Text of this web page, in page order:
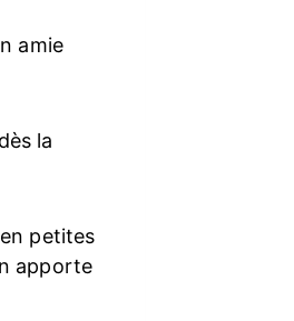
amie
la
petites
apporte